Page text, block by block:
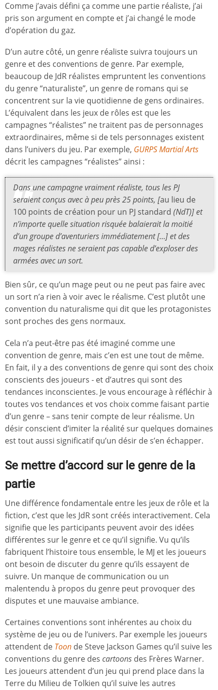
Comme j’avais défini ça comme une partie réaliste, j’ai
pris son argument en compte et j’ai changé le mode
d’opération du gaz.
D’un autre côté, un genre réaliste suivra toujours un
genre et des conventions de genre. Par exemple,
beaucoup de JdR réalistes empruntent les conventions
du genre “naturaliste”, un genre de romans qui se
concentrent sur la vie quotidienne de gens ordinaires.
L’équivalent dans les jeux de rôles est que les
campagnes “réalistes” ne traitent pas de personnages
extraordinaires, même si de tels personnages existent
dans l’univers du jeu. Par exemple, GURPS Martial Arts
décrit les campagnes “réalistes” ainsi :
Dans une campagne vraiment réaliste, tous les PJ
seraient conçus avec à peu près 25 points, [au lieu de
100 points de création pour un PJ standard (NdT)] et
n’importe quelle situation risquée balaierait la moitié
d’un groupe d’aventuriers immédiatement […] et des
mages réalistes ne seraient pas capable d’exploser des
armées avec un sort.
Bien sûr, ce qu’un mage peut ou ne peut pas faire avec
un sort n’a rien à voir avec le réalisme. C’est plutôt une
convention du naturalisme qui dit que les protagonistes
sont proches des gens normaux.
Cela n’a peut-être pas été imaginé comme une
convention de genre, mais c’en est une tout de même.
En fait, il y a des conventions de genre qui sont des choix
conscients des joueurs - et d’autres qui sont des
tendances inconscientes. Je vous encourage à réfléchir à
toutes vos tendances et vos choix comme faisant partie
d’un genre – sans tenir compte de leur réalisme. Un
désir conscient d’imiter la réalité sur quelques domaines
est tout aussi significatif qu’un désir de s’en échapper.
Se mettre d’accord sur le genre de la
partie
Une différence fondamentale entre les jeux de rôle et la
fiction, c’est que les JdR sont créés interactivement. Cela
signifie que les participants peuvent avoir des idées
différentes sur le genre et ce qu’il signifie. Vu qu’ils
fabriquent l’histoire tous ensemble, le MJ et les joueurs
ont besoin de discuter du genre qu’ils essayent de
suivre. Un manque de communication ou un
malentendu à propos du genre peut provoquer des
disputes et une mauvaise ambiance.
Certaines conventions sont inhérentes au choix du
système de jeu ou de l’univers. Par exemple les joueurs
attendent de Toon de Steve Jackson Games qu’il suive les
conventions du genre des cartoons des Frères Warner.
Les joueurs attendent d’un jeu qui prend place dans la
Terre du Milieu de Tolkien qu’il suive les autres